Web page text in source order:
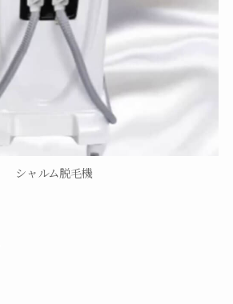
シャルム脱毛機